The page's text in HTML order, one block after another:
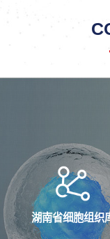
湖南省细胞组织